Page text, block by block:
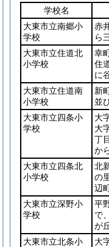
学校名
大東市立南郷小
学校
赤
ら
大東市立住道北
小学校
幸
住
に
大東市立住道南
小学校
新
並
大東市立四条小
学校
大
大
丁
か
大東市立四条北
小学校
北
の
辺
大東市立深野小
学校
平
で
が
大東市立北条小
大